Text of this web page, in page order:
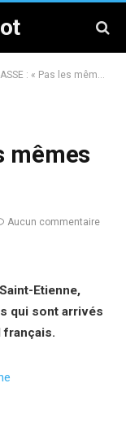
: « Pas les mêmes valeurs »
mêmes
Aucun commentaire
Etienne,
qui sont arrivés
français.